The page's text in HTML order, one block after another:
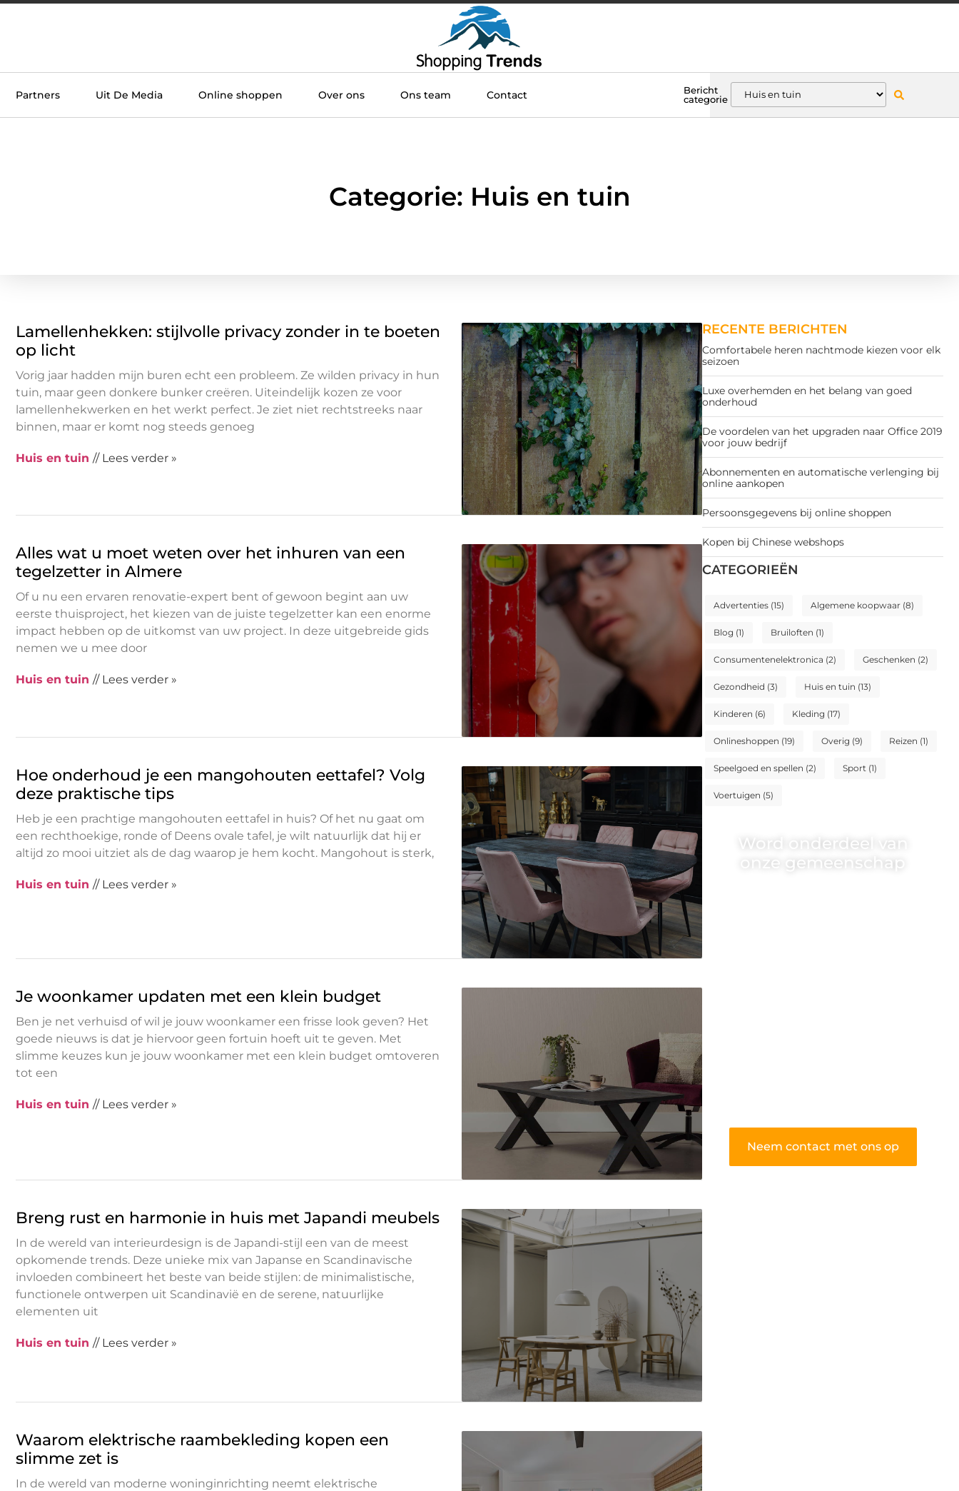
Partners Uit De Media Online shoppen Over ons Ons team Contact
Bericht
categorie
Categorie: Huis en tuin
RECENTE BERICHTEN
Comfortabele heren nachtmode kiezen voor elk
seizoen
Luxe overhemden en het belang van goed
onderhoud
De voordelen van het upgraden naar Office 2019
voor jouw bedrijf
Abonnementen en automatische verlenging bij
online aankopen
Persoonsgegevens bij online shoppen
Kopen bij Chinese webshops
CATEGORIEËN
Advertenties (15) Algemene koopwaar (8)
Blog (1) Bruiloften (1)
Consumentenelektronica (2) Geschenken (2)
Gezondheid (3) Huis en tuin (13)
Kinderen (6) Kleding (17)
Onlineshoppen (19) Overig (9) Reizen (1)
Speelgoed en spellen (2) Sport (1)
Voertuigen (5)
Word onderdeel van
onze gemeenschap
Neem contact met ons op
Lamellenhekken: stijlvolle privacy zonder in te boeten
op licht
Vorig jaar hadden mijn buren echt een probleem. Ze wilden privacy in hun
tuin, maar geen donkere bunker creëren. Uiteindelijk kozen ze voor
lamellenhekwerken en het werkt perfect. Je ziet niet rechtstreeks naar
binnen, maar er komt nog steeds genoeg
Huis en tuin // Lees verder »
Alles wat u moet weten over het inhuren van een
tegelzetter in Almere
Of u nu een ervaren renovatie-expert bent of gewoon begint aan uw
eerste thuisproject, het kiezen van de juiste tegelzetter kan een enorme
impact hebben op de uitkomst van uw project. In deze uitgebreide gids
nemen we u mee door
Huis en tuin // Lees verder »
Hoe onderhoud je een mangohouten eettafel? Volg
deze praktische tips
Heb je een prachtige mangohouten eettafel in huis? Of het nu gaat om
een rechthoekige, ronde of Deens ovale tafel, je wilt natuurlijk dat hij er
altijd zo mooi uitziet als de dag waarop je hem kocht. Mangohout is sterk,
Huis en tuin // Lees verder »
Je woonkamer updaten met een klein budget
Ben je net verhuisd of wil je jouw woonkamer een frisse look geven? Het
goede nieuws is dat je hiervoor geen fortuin hoeft uit te geven. Met
slimme keuzes kun je jouw woonkamer met een klein budget omtoveren
tot een
Huis en tuin // Lees verder »
Breng rust en harmonie in huis met Japandi meubels
In de wereld van interieurdesign is de Japandi-stijl een van de meest
opkomende trends. Deze unieke mix van Japanse en Scandinavische
invloeden combineert het beste van beide stijlen: de minimalistische,
functionele ontwerpen uit Scandinavië en de serene, natuurlijke
elementen uit
Huis en tuin // Lees verder »
Waarom elektrische raambekleding kopen een
slimme zet is
In de wereld van moderne woninginrichting neemt elektrische